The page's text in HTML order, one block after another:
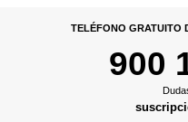
TELÉFONO GRATUITO
900